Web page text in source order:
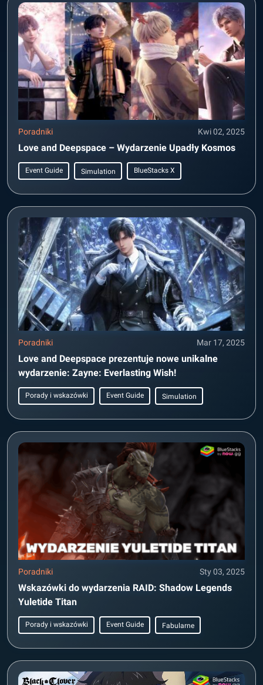
Poradniki Kwi 02, 2025
Love and Deepspace – Wydarzenie Upadły Kosmos
Event Guide Simulation BlueStacks X
Poradniki Mar 17, 2025
Love and Deepspace prezentuje nowe unikalne
wydarzenie: Zayne: Everlasting Wish!
Porady i wskazówki Event Guide Simulation
Poradniki Sty 03, 2025
Wskazówki do wydarzenia RAID: Shadow Legends
Yuletide Titan
Porady i wskazówki Event Guide Fabularne